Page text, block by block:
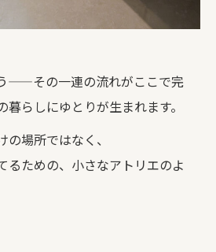
——その一連の流れがここで完
らしにゆとりが生まれます。
場所ではなく、
るための、小さなアトリエのよ